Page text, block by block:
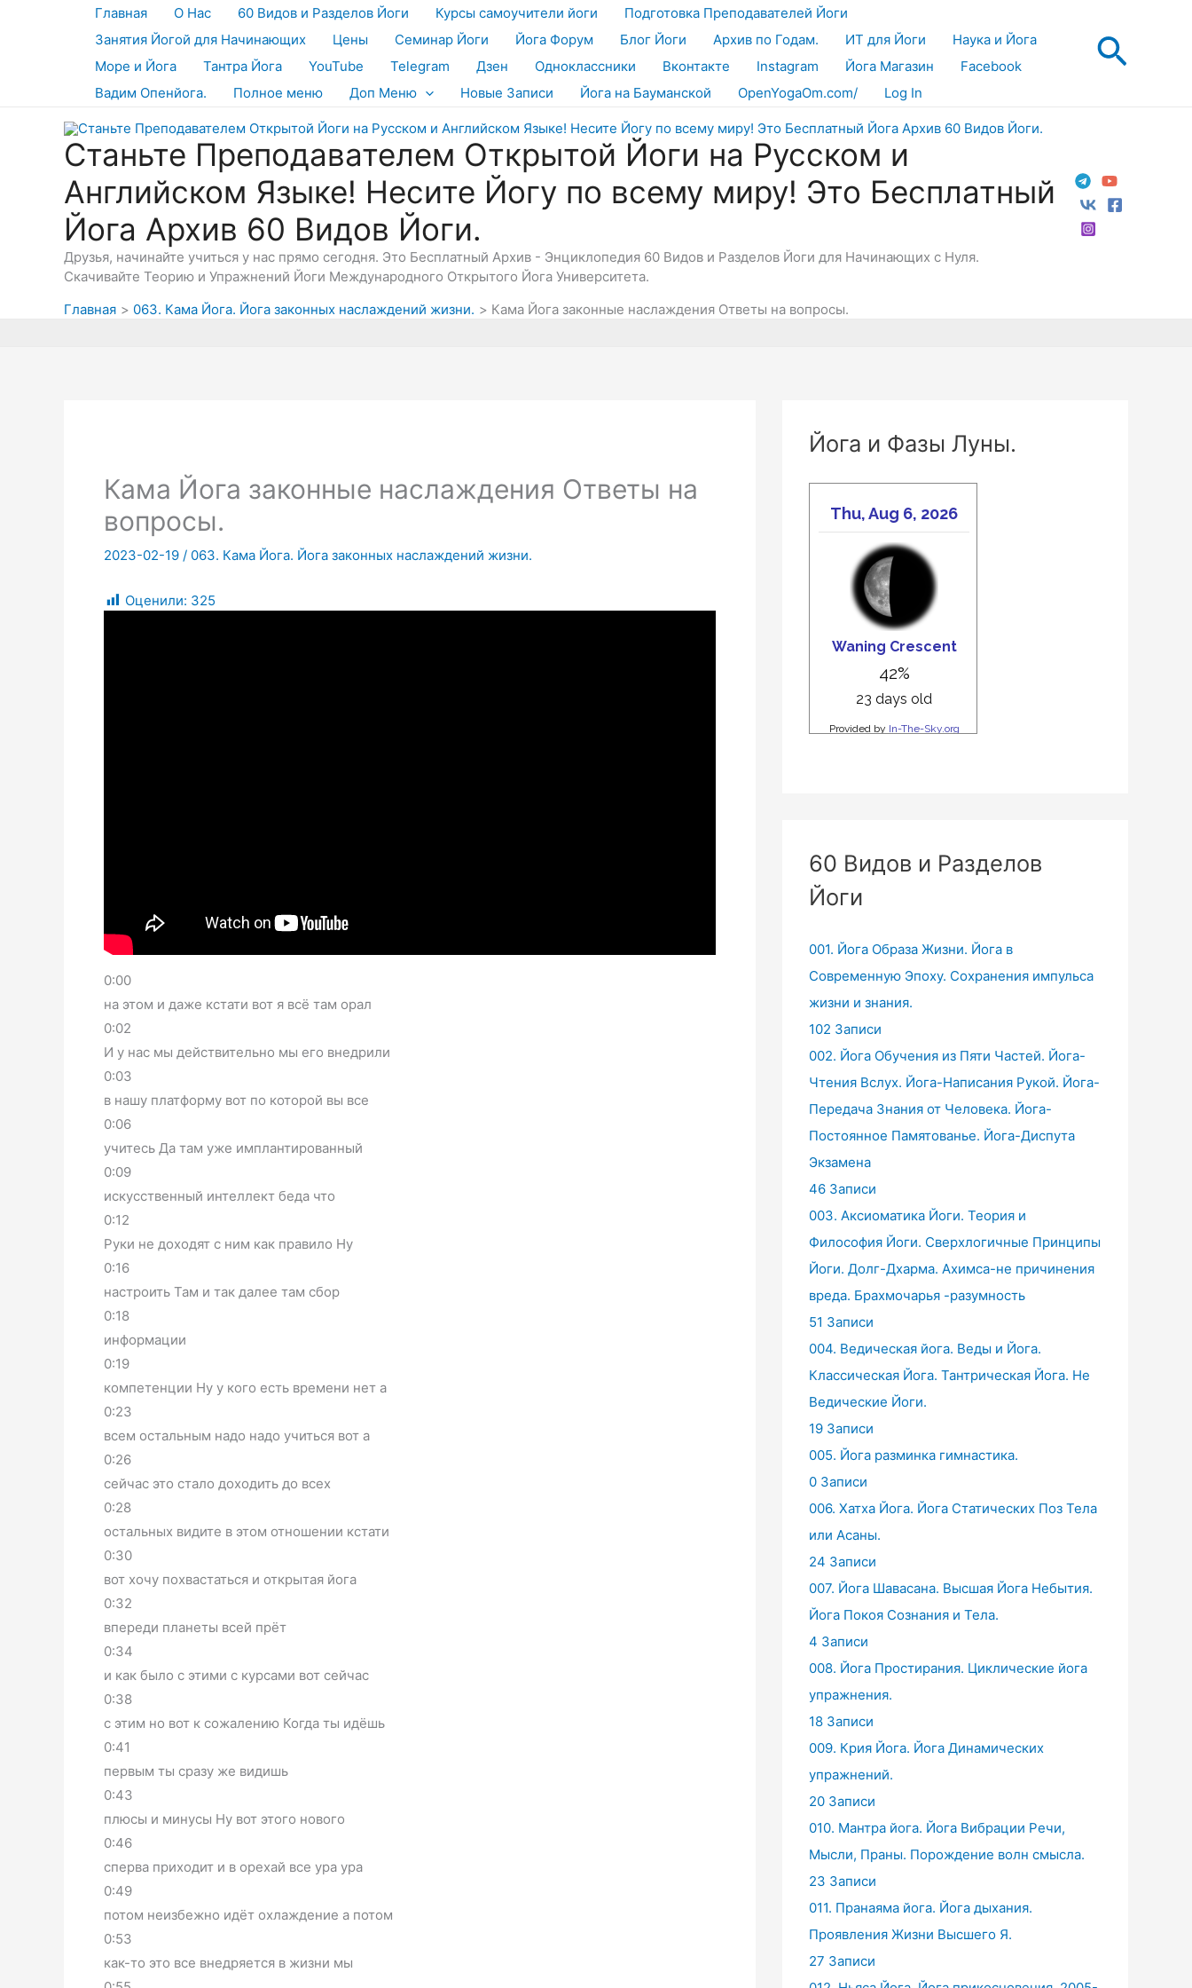
Главная О Нас 60 Видов и Разделов Йоги Курсы самоучители йоги
Подготовка Преподавателей Йоги
Занятия Йогой для Начинающих
Цены Семинар Йоги Йога Форум Блог Йоги Архив по Годам. ИТ для Йоги
Наука и Йога
Море и Йога
Тантра Йога YouTube Telegram Дзен Одноклассники Вконтакте Instagram Йога Магазин
Facebook
Вадим Опенйога.
Полное меню Доп Меню Новые Записи Йога на Бауманской OpenYogaOm.com/ Log In
Станьте Преподавателем Открытой Йоги на Русском и
Английском Языке! Несите Йогу по всему миру! Это Бесплатный
Йога Архив 60 Видов Йоги.
Друзья, начинайте учиться у нас прямо сегодня. Это Бесплатный Архив - Энциклопедия 60 Видов и Разделов Йоги для Начинающих с Нуля.
Скачивайте Теорию и Упражнений Йоги Международного Открытого Йога Университета.
Главная
063. Кама Йога. Йога законных наслаждений жизни. Кама Йога законные наслаждения Ответы на вопросы.
Кама Йога законные наслаждения Ответы на
вопросы.
2023-02-19 / 063. Кама Йога. Йога законных наслаждений жизни.
Оценили: 325
0:00
на этом и даже кстати вот я всё там орал
0:02
И у нас мы действительно мы его внедрили
0:03
в нашу платформу вот по которой вы все
0:06
учитесь Да там уже имплантированный
0:09
искусственный интеллект беда что
0:12
Руки не доходят с ним как правило Ну
0:16
настроить Там и так далее там сбор
0:18
информации
0:19
компетенции Ну у кого есть времени нет а
0:23
всем остальным надо надо учиться вот а
0:26
сейчас это стало доходить до всех
0:28
остальных видите в этом отношении кстати
0:30
вот хочу похвастаться и открытая йога
0:32
впереди планеты всей прёт
0:34
и как было с этими с курсами вот сейчас
0:38
с этим но вот к сожалению Когда ты идёшь
0:41
первым ты сразу же видишь
0:43
плюсы и минусы Ну вот этого нового
0:46
сперва приходит и в орехай все ура ура
0:49
потом неизбежно идёт охлаждение а потом
0:53
как-то это все внедряется в жизни мы
Йога и Фазы Луны.
60 Видов и Разделов
Йоги
001. Йога Образа Жизни. Йога в
Современную Эпоху. Сохранения импульса
жизни и знания.
102 Записи
002. Йога Обучения из Пяти Частей. Йога-
Чтения Вслух. Йога-Написания Рукой. Йога-
Передача Знания от Человека. Йога-
Постоянное Памятованье. Йога-Диспута
Экзамена
46 Записи
003. Аксиоматика Йоги. Теория и
Философия Йоги. Сверхлогичные Принципы
Йоги. Долг-Дхарма. Ахимса-не причинения
вреда. Брахмочарья -разумность
51 Записи
004. Ведическая йога. Веды и Йога.
Классическая Йога. Тантрическая Йога. Не
Ведические Йоги.
19 Записи
005. Йога разминка гимнастика.
0 Записи
006. Хатха Йога. Йога Статических Поз Тела
или Асаны.
24 Записи
007. Йога Шавасана. Высшая Йога Небытия.
Йога Покоя Сознания и Тела.
4 Записи
008. Йога Простирания. Циклические йога
упражнения.
18 Записи
009. Крия Йога. Йога Динамических
упражнений.
20 Записи
010. Мантра йога. Йога Вибрации Речи,
Мысли, Праны. Порождение волн смысла.
23 Записи
011. Пранаяма йога. Йога дыхания.
Проявления Жизни Высшего Я.
27 Записи